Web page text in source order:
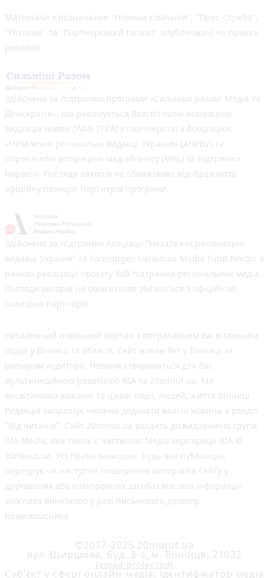
Матеріали з позначками "Новини компаній", "Прес-служба",
"Реклама" та "Партнерський проєкт" опубліковані на правах
реклами.
Здійснено за підтримки програми «Сильніші разом: Медіа та
Демократія», що реалізується Всесвітньою асоціацією
видавців новин (WAN-IFRA) у партнерстві з Асоціацією
«Незалежні регіональні видавці України» (АНРВУ) та
Норвезькою асоціацією медіабізнесу (MBL) за підтримки
Норвегії. Погляди авторів не обов’язково відображають
офіційну позицію партнерів програми.
Здійснено за підтримки Асоціації “Незалежні регіональні
видавці України” та Foreningen Ukrainian Media Fund Nordic в
рамках реалізації проєкту Хаб підтримки регіональних медіа.
Погляди авторів не обов'язково збігаються з офіційною
позицією партнерів
Незалежний новинний портал з оперативним висвітленням
подій у Вінниці та області. Сайт новин №1 у Вінниці за
розміром аудиторії. Новини створюються для Вас
мультимедійною редакцією RIA та 20minut.ua. Ми
висвітлюємо важливі та цікаві події, людей, життя Вінниці.
Редакція запрошує читачів додавати власні новини в розділ
"Від читачів". Сайт 20minut.ua входить до видавничої групи
RIA Media, яка також є частиною Медіа корпорації RIA ©
20minut.ua. Усі права захищені. Будь-яка публiкацiя,
передрук чи наступне поширення матеріалів сайту у
друкованих або електронних засобах масової інформації
можлива винятково у разі письмового дозволу
правовласника.
©2017-2025 20minut.ua
вул. Ширшова, буд. 3-а, м. Вінниця, 21032
[email protected]
Cуб'єкт у сфері онлайн-медіа; ідентифікатор медіа